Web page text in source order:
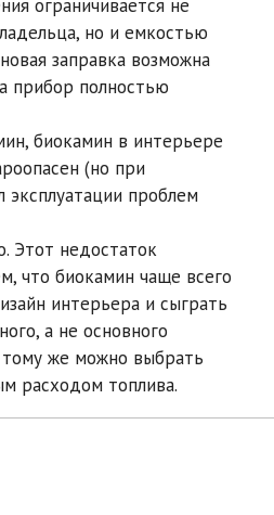
ограничивается не
но и емкостью
заправка возможна
прибор полностью
биокамин в интерьере
(но при
проблем
Этот недостаток
что биокамин чаще всего
интерьера и сыграть
а не основного
тому же можно выбрать
расходом топлива.